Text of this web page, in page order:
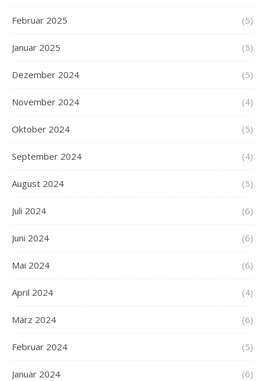
Februar 2025 (5)
Januar 2025 (5)
Dezember 2024 (5)
November 2024 (4)
Oktober 2024 (5)
September 2024 (4)
August 2024 (5)
Juli 2024 (6)
Juni 2024 (6)
Mai 2024 (6)
April 2024 (4)
März 2024 (6)
Februar 2024 (5)
Januar 2024 (6)